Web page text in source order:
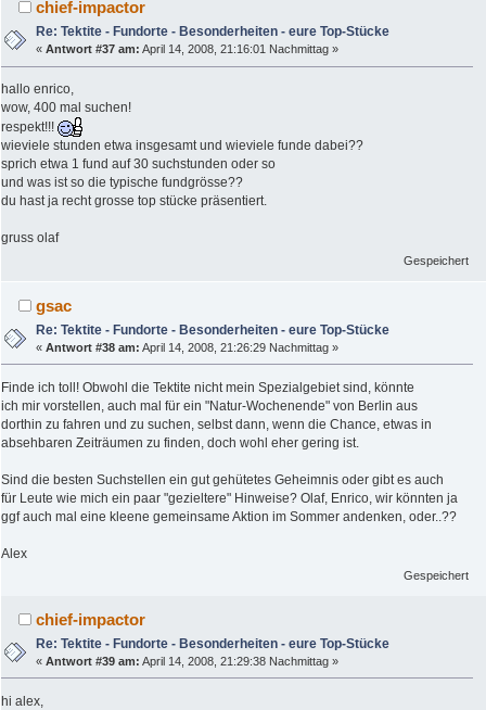
chief-impactor
Re: Tektite - Fundorte - Besonderheiten - eure Top-Stücke
«Antwort #37 am: April 14, 2008, 21:16:01 Nachmittag »
hallo enrico,
wow, 400 mal suchen!
respekt!!!
wieviele stunden etwa insgesamt und wieviele funde dabei??
sprich etwa 1 fund auf 30 suchstunden oder so
und was ist so die typische fundgrösse??
du hast ja recht grosse top stücke präsentiert.
gruss olaf
Gespeichert
gsac
Re: Tektite - Fundorte - Besonderheiten - eure Top-Stücke
«Antwort #38 am: April 14, 2008, 21:26:29 Nachmittag »
Finde ich toll! Obwohl die Tektite nicht mein Spezialgebiet sind, könnte
ich mir vorstellen, auch mal für ein "Natur-Wochenende" von Berlin aus
dorthin zu fahren und zu suchen, selbst dann, wenn die Chance, etwas in
absehbaren Zeiträumen zu finden, doch wohl eher gering ist.
Sind die besten Suchstellen ein gut gehütetes Geheimnis oder gibt es auch
für Leute wie mich ein paar "gezieltere" Hinweise? Olaf, Enrico, wir könnten ja
ggf auch mal eine kleene gemeinsame Aktion im Sommer andenken, oder..??
Alex
Gespeichert
chief-impactor
Re: Tektite - Fundorte - Besonderheiten - eure Top-Stücke
«Antwort #39 am: April 14, 2008, 21:29:38 Nachmittag »
hi alex,